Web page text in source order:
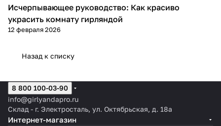
Гирлянды
Исчерпывающее руководство: Как красиво
украсить комнату гирляндой
12 февраля 2026
Назад к списку
8 800 100-03-90
info@girlyandapro.ru
Склад - г. Электросталь, ул. Октябрьская, д. 18а
Интернет-магазин